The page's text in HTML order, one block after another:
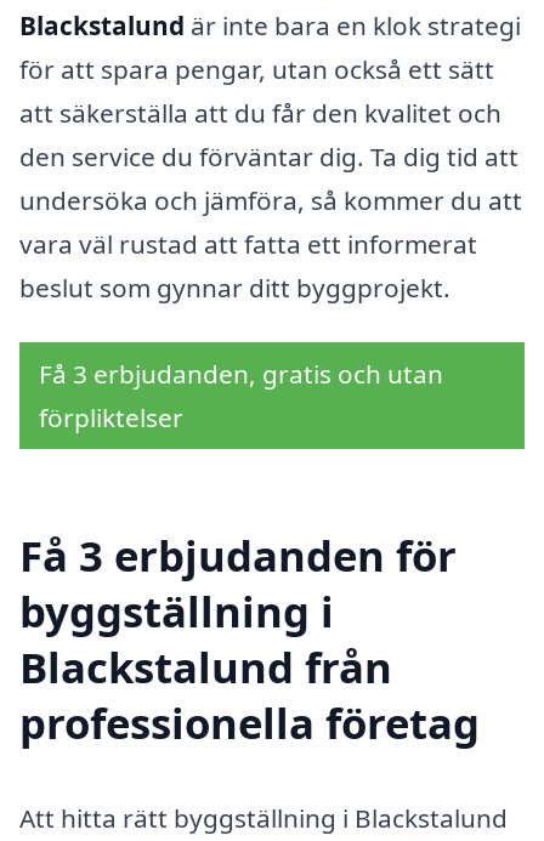
Blackstalund är inte bara en klok strategi
för att spara pengar, utan också ett sätt
att säkerställa att du får den kvalitet och
den service du förväntar dig. Ta dig tid att
undersöka och jämföra, så kommer du att
vara väl rustad att fatta ett informerat
beslut som gynnar ditt byggprojekt.
Få 3 erbjudanden, gratis och utan
förpliktelser
Få 3 erbjudanden för
byggställning i
Blackstalund från
professionella företag
Att hitta rätt byggställning i Blackstalund